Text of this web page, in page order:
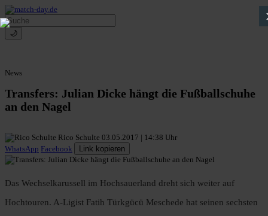
🌙
News
Transfers: Julian Dicke hängt die Fußballschuhe
an den Nagel
Rico Schulte 03.05.2017 | 14:38 Uhr
WhatsApp Facebook Link kopieren
Das Wechselkarussell im Hochsauerland dreht sich weiter auf
Hochtouren. A-Ligist Fatih Türkgücü Meschede hat seinen sechsten